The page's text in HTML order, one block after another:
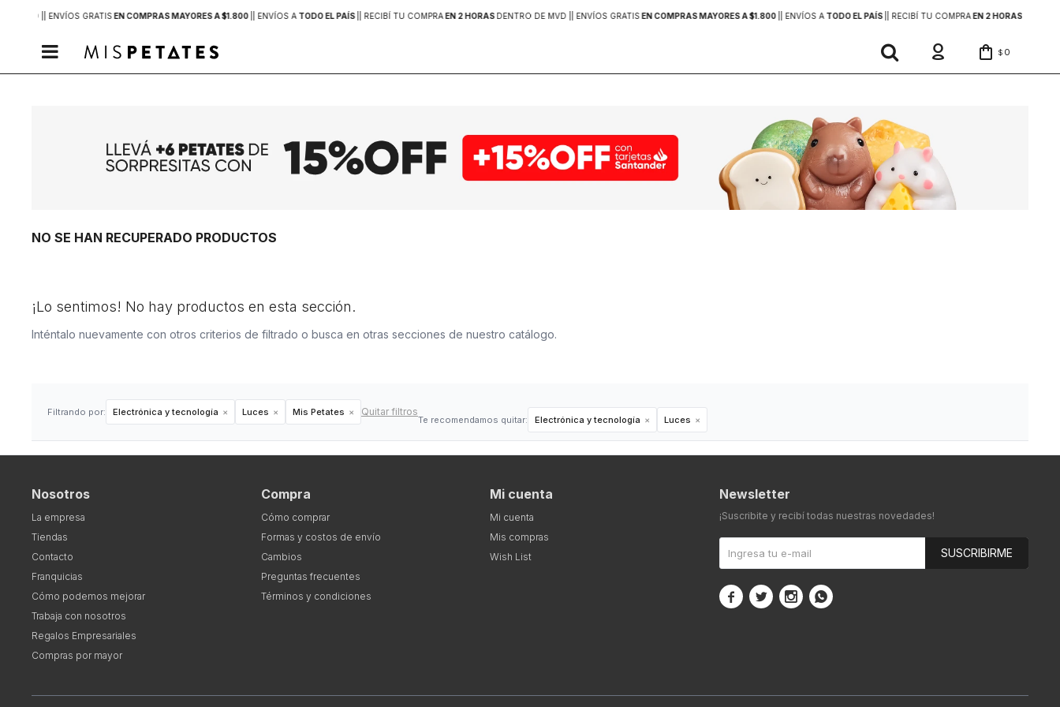
DE MVD | | ENVÍOS GRATISEN COMPRAS MAYORES A $1.800| | ENVÍOS ATODO EL PAÍS| | RECIBÍ TU COMPRAEN 2 HORASDENTRO DE MVD | | ENVÍOS GRATISEN COMPRAS MAYORES A $1.800| | ENVÍOS ATODO EL PAÍS| | RECIBÍ TU COMPRAEN 2 HORASDENTRO
 $ 0
NO SE HAN RECUPERADO PRODUCTOS
¡Lo sentimos! No hay productos en esta sección.
Inténtalo nuevamente con otros criterios de filtrado o busca en otras secciones de nuestro catálogo.
Filtrando por: Electrónica y tecnología Luces Mis Petates Quitar filtros
Te recomendamos quitar: Electrónica y tecnología Luces
Nosotros
La empresa
Tiendas
Contacto
Franquicias
Cómo podemos mejorar
Trabaja con nosotros
Regalos Empresariales
Compras por mayor
Compra
Cómo comprar
Formas y costos de envío
Cambios
Preguntas frecuentes
Términos y condiciones
Mi cuenta
Mi cuenta
Mis compras
Wish List
Newsletter
¡Suscribite y recibí todas nuestras novedades!
SUSCRIBIRME
   